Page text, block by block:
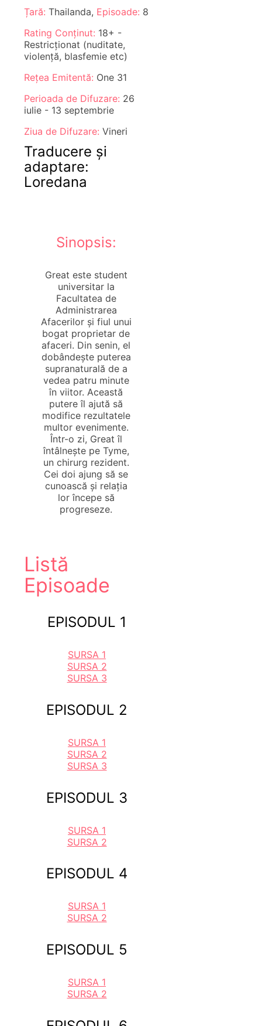
Țară: Thailanda, Episoade: 8
Rating Conținut: 18+ -
Restricționat (nuditate,
violență, blasfemie etc)
Rețea Emitentă: One 31
Perioada de Difuzare: 26
iulie - 13 septembrie
Ziua de Difuzare: Vineri
Traducere și
adaptare:
Loredana
Sinopsis:
Great este student
universitar la
Facultatea de
Administrarea
Afacerilor și fiul unui
bogat proprietar de
afaceri. Din senin, el
dobândește puterea
supranaturală de a
vedea patru minute
în viitor. Această
putere îl ajută să
modifice rezultatele
multor evenimente.
Într-o zi, Great îl
întâlnește pe Tyme,
un chirurg rezident.
Cei doi ajung să se
cunoască și relația
lor începe să
progreseze.
Listă
Episoade
EPISODUL 1
SURSA 1
SURSA 2
SURSA 3
EPISODUL 2
SURSA 1
SURSA 2
SURSA 3
EPISODUL 3
SURSA 1
SURSA 2
EPISODUL 4
SURSA 1
SURSA 2
EPISODUL 5
SURSA 1
SURSA 2